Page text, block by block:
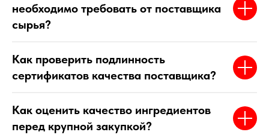
необходимо требовать от поставщика
сырья?
Как проверить подлинность
сертификатов качества поставщика?
Как оценить качество ингредиентов
перед крупной закупкой?